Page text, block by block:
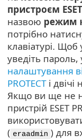
пристроєм
назвою режим
потрібно
клавіатурі.
уведіть пароль,
налаштування
PROTECTі двічі
Якщо ви ще не
пристрій ESET
( eraadmin ) для